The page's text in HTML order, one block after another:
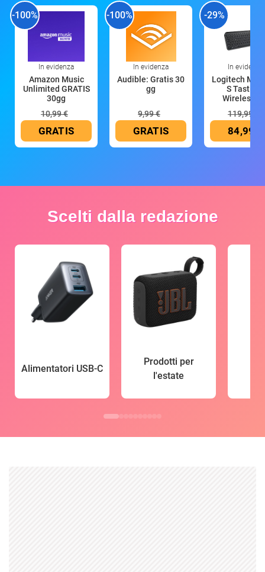
-100%
In evidenza
Amazon Music
Unlimited GRATIS
30gg
10,99 €
GRATIS
-100%
In evidenza
Audible: Gratis 30
gg
9,99 €
GRATIS
-29%
In evidenza
Logitech MX
S Tastiera
Wireless
119,99 €
84,99 €
Scelti dalla redazione
Alimentatori USB-C
Prodotti per
l'estate